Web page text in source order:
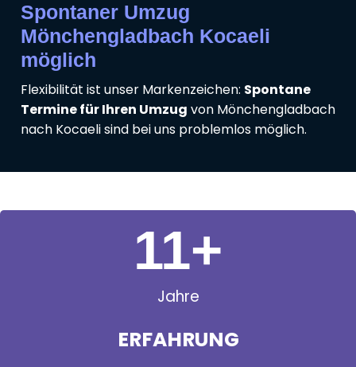
Spontaner Umzug
Mönchengladbach Kocaeli
möglich
Flexibilität ist unser Markenzeichen: Spontane
Termine für Ihren Umzug von Mönchengladbach
nach Kocaeli sind bei uns problemlos möglich.
Jahre
ERFAHRUNG
11+